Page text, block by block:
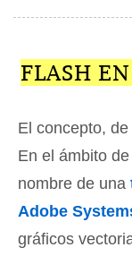
FLASH
El concepto,
En el ámbito de
nombre de una
Adobe
gráficos